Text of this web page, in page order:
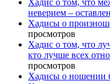
Хадис о том, что
неверием –
Хадисы о
просмотров
Хадис о том, что
кто лучше всех
просмотров
Хадисы о ношении